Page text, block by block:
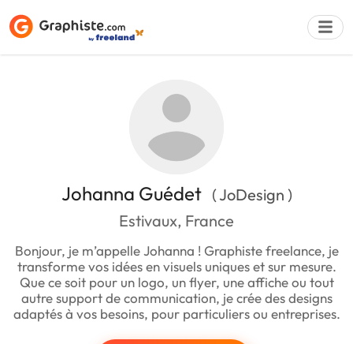
Johanna Guédet ( JoDesign )
Estivaux, France
Bonjour, je m’appelle Johanna ! Graphiste freelance, je
transforme vos idées en visuels uniques et sur mesure.
Que ce soit pour un logo, un flyer, une affiche ou tout
autre support de communication, je crée des designs
adaptés à vos besoins, pour particuliers ou entreprises.